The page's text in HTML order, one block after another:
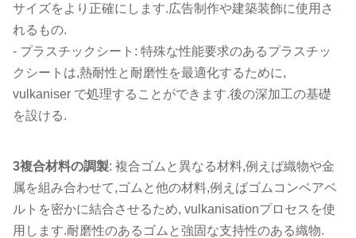
サイズをより正確にします.広告制作や建築装飾に使用さ
れるもの.
- プラスチックシート: 特殊な性能要求のあるプラスチッ
クシートは,熱耐性と耐磨性を最適化するために,
vulkaniser で処理することができます.後の深加工の基礎
を設ける.
3複合材料の調製: 複合ゴムと異なる材料,例えば織物や金
属を組み合わせて,ゴムと他の材料,例えばゴムコンベアベ
ルトを密かに結合させるため, vulkanisationプロセスを使
用します.耐磨性のあるゴムと強固な支持性のある織物.